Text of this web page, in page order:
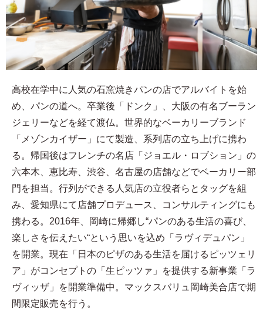
高校在学中に人気の石窯焼きパンの店でアルバイトを始
め、パンの道へ。卒業後「ドンク」、大阪の有名ブーラン
ジェリーなどを経て渡仏。世界的なベーカリーブランド
「メゾンカイザー」にて製造、系列店の立ち上げに携わ
る。帰国後はフレンチの名店「ジョエル・ロブション」の
六本木、恵比寿、渋谷、名古屋の店舗などでベーカリー部
門を担当。行列ができる人気店の立役者らとタッグを組
み、愛知県にて店舗プロデュース、コンサルティングにも
携わる。2016年、岡崎に帰郷し“パンのある生活の喜び、
楽しさを伝えたい“という思いを込め「ラヴィデュパン」
を開業。現在「日本のピザのある生活を届けるピッツェリ
ア」がコンセプトの「生ピッツァ」を提供する新事業「ラ
ヴィッザ」を開業準備中。マックスバリュ岡崎美合店で期
間限定販売を行う。